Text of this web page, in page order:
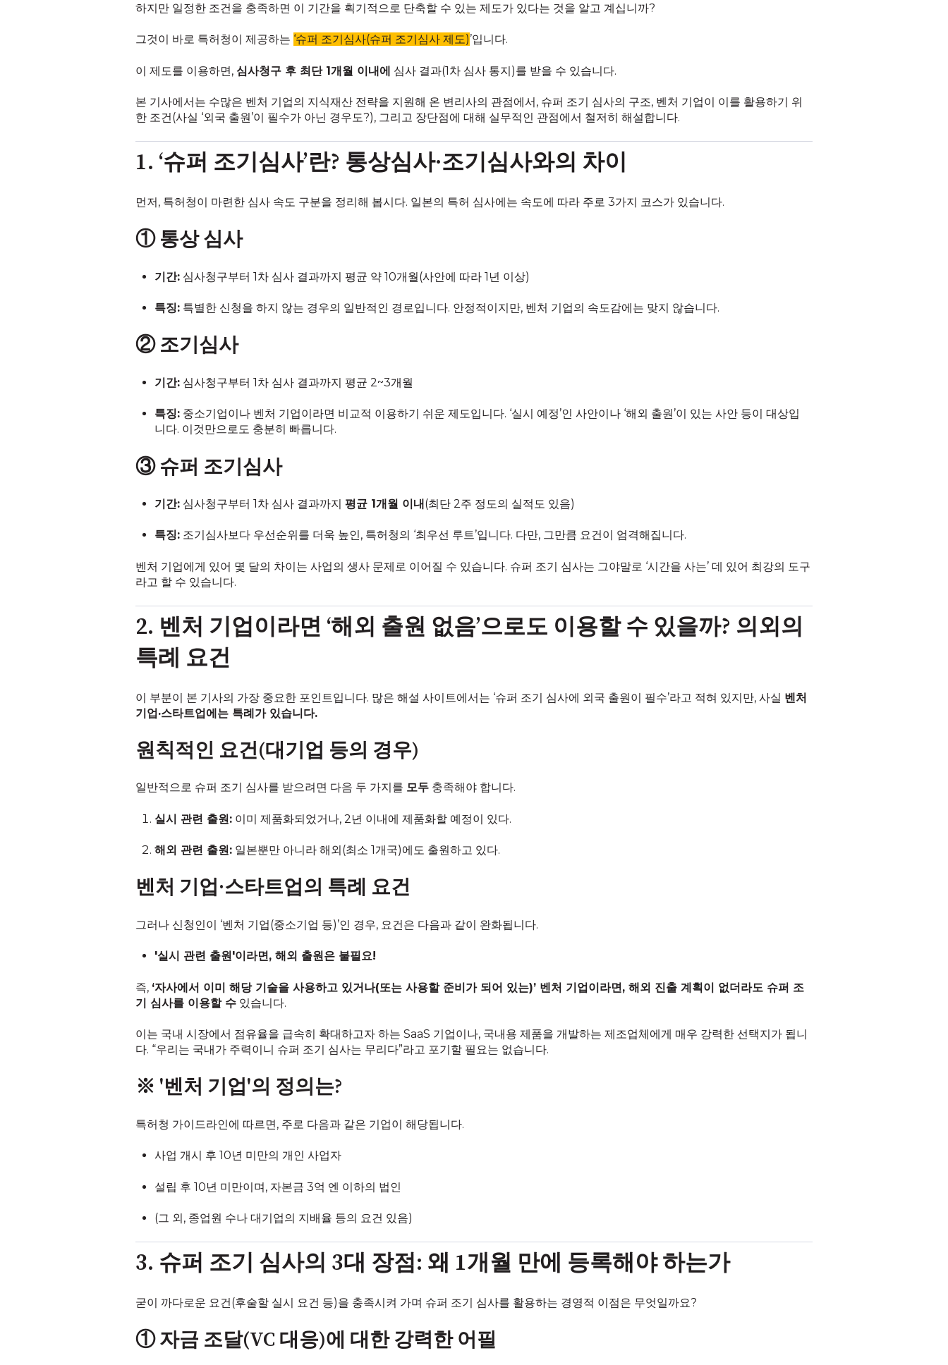
하지만 일정한 조건을 충족하면 이 기간을 획기적으로 단축할 수 있는 제도가 있다는 것을 알고 계십니까?
그것이 바로 특허청이 제공하는 ‘슈퍼 조기심사(슈퍼 조기심사 제도)’입니다.
이 제도를 이용하면, 심사청구 후 최단 1개월 이내에 심사 결과(1차 심사 통지)를 받을 수 있습니다.
본 기사에서는 수많은 벤처 기업의 지식재산 전략을 지원해 온 변리사의 관점에서, 슈퍼 조기 심사의 구조, 벤처 기업이 이를 활용하기 위
한 조건(사실 ‘외국 출원’이 필수가 아닌 경우도?), 그리고 장단점에 대해 실무적인 관점에서 철저히 해설합니다.
1. ‘슈퍼 조기심사’란? 통상심사·조기심사와의 차이
먼저, 특허청이 마련한 심사 속도 구분을 정리해 봅시다. 일본의 특허 심사에는 속도에 따라 주로 3가지 코스가 있습니다.
① 통상 심사
기간: 심사청구부터 1차 심사 결과까지 평균 약 10개월(사안에 따라 1년 이상)
특징: 특별한 신청을 하지 않는 경우의 일반적인 경로입니다. 안정적이지만, 벤처 기업의 속도감에는 맞지 않습니다.
② 조기심사
기간: 심사청구부터 1차 심사 결과까지 평균 2~3개월
특징: 중소기업이나 벤처 기업이라면 비교적 이용하기 쉬운 제도입니다. ‘실시 예정’인 사안이나 ‘해외 출원’이 있는 사안 등이 대상입
니다. 이것만으로도 충분히 빠릅니다.
③ 슈퍼 조기심사
기간: 심사청구부터 1차 심사 결과까지평균 1개월 이내(최단 2주 정도의 실적도 있음)
특징: 조기심사보다 우선순위를 더욱 높인, 특허청의 ‘최우선 루트’입니다. 다만, 그만큼 요건이 엄격해집니다.
벤처 기업에게 있어 몇 달의 차이는 사업의 생사 문제로 이어질 수 있습니다. 슈퍼 조기 심사는 그야말로 ‘시간을 사는’ 데 있어 최강의 도구
라고 할 수 있습니다.
2. 벤처 기업이라면 ‘해외 출원 없음’으로도 이용할 수 있을까? 의외의
특례 요건
이 부분이 본 기사의 가장 중요한 포인트입니다. 많은 해설 사이트에서는 ‘슈퍼 조기 심사에 외국 출원이 필수’라고 적혀 있지만, 사실 벤처
기업·스타트업에는 특례가 있습니다.
원칙적인 요건(대기업 등의 경우)
일반적으로 슈퍼 조기 심사를 받으려면 다음 두 가지를 모두 충족해야 합니다.
실시 관련 출원: 이미 제품화되었거나, 2년 이내에 제품화할 예정이 있다.
해외 관련 출원: 일본뿐만 아니라 해외(최소 1개국)에도 출원하고 있다.
벤처 기업·스타트업의 특례 요건
그러나 신청인이 ‘벤처 기업(중소기업 등)’인 경우, 요건은 다음과 같이 완화됩니다.
'실시 관련 출원'이라면, 해외 출원은 불필요!
즉, ‘자사에서 이미 해당 기술을 사용하고 있거나(또는 사용할 준비가 되어 있는)’ 벤처 기업이라면, 해외 진출 계획이 없더라도 슈퍼 조
기 심사를 이용할 수 있습니다.
이는 국내 시장에서 점유율을 급속히 확대하고자 하는 SaaS 기업이나, 국내용 제품을 개발하는 제조업체에게 매우 강력한 선택지가 됩니
다. “우리는 국내가 주력이니 슈퍼 조기 심사는 무리다”라고 포기할 필요는 없습니다.
※ '벤처 기업'의 정의는?
특허청 가이드라인에 따르면, 주로 다음과 같은 기업이 해당됩니다.
사업 개시 후 10년 미만의 개인 사업자
설립 후 10년 미만이며, 자본금 3억 엔 이하의 법인
(그 외, 종업원 수나 대기업의 지배율 등의 요건 있음)
3. 슈퍼 조기 심사의 3대 장점: 왜 1개월 만에 등록해야 하는가
굳이 까다로운 요건(후술할 실시 요건 등)을 충족시켜 가며 슈퍼 조기 심사를 활용하는 경영적 이점은 무엇일까요?
① 자금 조달(VC 대응)에 대한 강력한 어필